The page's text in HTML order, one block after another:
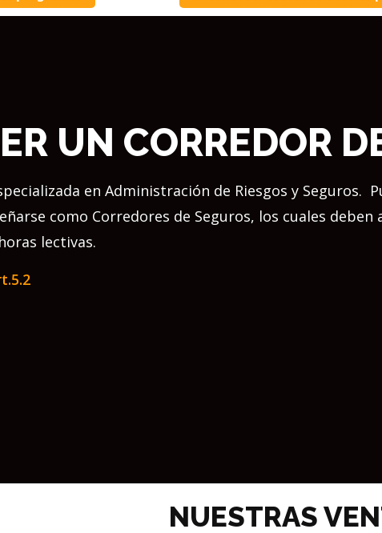
UN CORREDOR
en Administración de Riesgos y Seguros.
como Corredores de Seguros, los cuales
lectivas.
NUESTRAS